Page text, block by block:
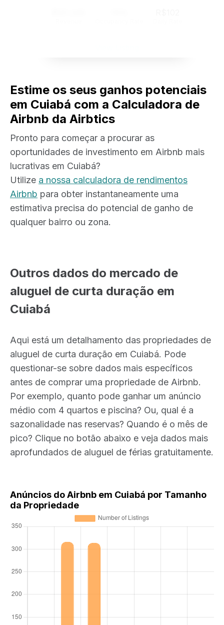
Estime os seus ganhos potenciais
em Cuiabá com a Calculadora de
Airbnb da Airbtics
Pronto para começar a procurar as
oportunidades de investimento em Airbnb mais
lucrativas em Cuiabá?
Utilize a nossa calculadora de rendimentos
Airbnb para obter instantaneamente uma
estimativa precisa do potencial de ganho de
qualquer bairro ou zona.
Outros dados do mercado de
aluguel de curta duração em
Cuiabá
Aqui está um detalhamento das propriedades de
aluguel de curta duração em Cuiabá. Pode
questionar-se sobre dados mais específicos
antes de comprar uma propriedade de Airbnb.
Por exemplo, quanto pode ganhar um anúncio
médio com 4 quartos e piscina? Ou, qual é a
sazonalidade nas reservas? Quando é o mês de
pico? Clique no botão abaixo e veja dados mais
aprofundados de aluguel de férias gratuitamente.
Anúncios do Airbnb em Cuiabá por Tamanho
da Propriedade